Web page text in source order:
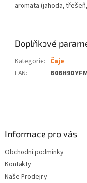
aromata (jahoda,
Doplňkové
Kategorie: Čaje
EAN:
Informace pro vás
Obchodní podmínky
Kontakty
Naše Prodejny